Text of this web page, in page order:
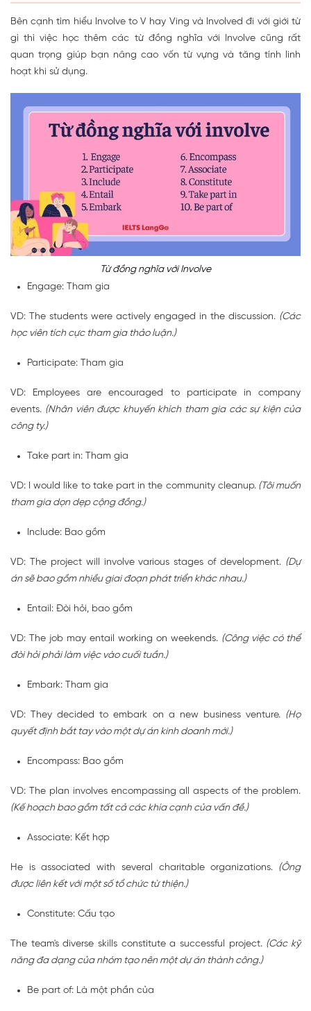
Bên cạnh tìm hiểu Involve to V hay Ving và Involved đi với giới từ
gì thì việc học thêm các từ đồng nghĩa với Involve cũng rất
quan trọng giúp bạn nâng cao vốn từ vựng và tăng tính linh
hoạt khi sử dụng.
Từ đồng nghĩa với Involve
Engage: Tham gia
VD: The students were actively engaged in the discussion. (Các
học viên tích cực tham gia thảo luận.)
Participate: Tham gia
VD: Employees are encouraged to participate in company
events. (Nhân viên được khuyến khích tham gia các sự kiện của
công ty.)
Take part in: Tham gia
VD: I would like to take part in the community cleanup.(Tôi muốn
tham gia dọn dẹp cộng đồng.)
Include: Bao gồm
VD: The project will involve various stages of development. (Dự
án sẽ bao gồm nhiều giai đoạn phát triển khác nhau.)
Entail: Đòi hỏi, bao gồm
VD: The job may entail working on weekends. (Công việc có thể
đòi hỏi phải làm việc vào cuối tuần.)
Embark: Tham gia
VD: They decided to embark on a new business venture. (Họ
quyết định bắt tay vào một dự án kinh doanh mới.)
Encompass: Bao gồm
VD: The plan involves encompassing all aspects of the problem.
(Kế hoạch bao gồm tất cả các khía cạnh của vấn đề.)
Associate: Kết hợp
He is associated with several charitable organizations. (Ông
được liên kết với một số tổ chức từ thiện.)
Constitute: Cấu tạo
The team's diverse skills constitute a successful project. (Các kỹ
năng đa dạng của nhóm tạo nên một dự án thành công.)
Be part of: Là một phần của